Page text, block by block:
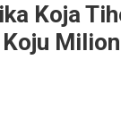
Koja